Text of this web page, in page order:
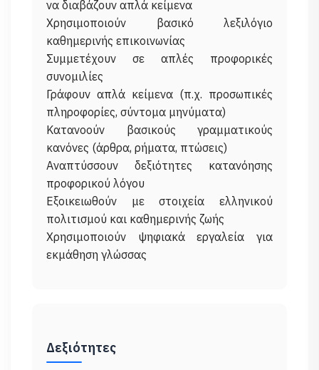
να διαβάζουν απλά κείμενα
Χρησιμοποιούν βασικό λεξιλόγιο
καθημερινής επικοινωνίας
Συμμετέχουν σε απλές προφορικές
συνομιλίες
Γράφουν απλά κείμενα (π.χ. προσωπικές
πληροφορίες, σύντομα μηνύματα)
Κατανοούν βασικούς γραμματικούς
κανόνες (άρθρα, ρήματα, πτώσεις)
Αναπτύσσουν δεξιότητες κατανόησης
προφορικού λόγου
Εξοικειωθούν με στοιχεία ελληνικού
πολιτισμού και καθημερινής ζωής
Χρησιμοποιούν ψηφιακά εργαλεία για
Δεξιότητες